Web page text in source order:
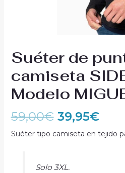
Suéter de
camiseta
Modelo
59,00€ 39,95€
Suéter tipo camiseta en tejido
Solo 3XL.